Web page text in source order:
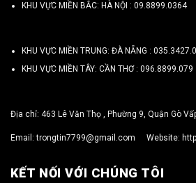
KHU VỰC MIỀN BẮC: HÀ NỘI : 09.8899.0364
KHU VỰC MIỀN TRUNG: ĐÀ NẴNG :
KHU VỰC MIỀN TÂY: CẦN THƠ : 096.8899.079
Địa chỉ: 463 Lê Văn Thọ , Phường 9, Quận Gò
Email:trongtin7799@gmail.com Website:
KẾT NỐI VỚI CHÚNG TÔI